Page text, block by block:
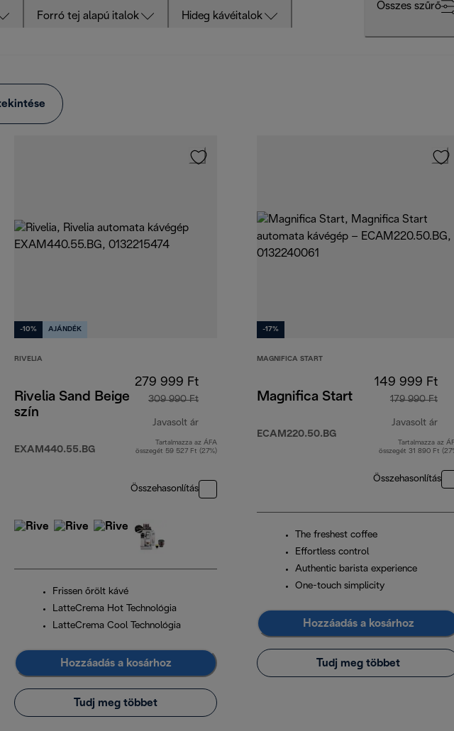
Forró tej alapú italok Hideg kávéitalok
Összes szűrő
-10% AJÁNDÉK
RIVELIA
Rivelia Sand Beige
szín
EXAM440.55.BG
279 999 Ft
309 990 Ft
Javasolt ár
eredeti ár 309 990 Ft
Tartalmazza az ÁFA
összegét 59 527 Ft (27%)
Összehasonlítás
Frissen őrölt kávé
LatteCrema Hot Technológia
LatteCrema Cool Technológia
Hozzáadás a kosárhoz
Tudj meg többet
-17%
MAGNIFICA START
Magnifica Start
ECAM220.50.BG
149 999 Ft
179 990 Ft
Javasolt ár
Tartalmazza az
összegét 31 890 Ft
Összehasonlítás
The freshest coffee
Effortless control
Authentic barista experience
One-touch simplicity
Hozzáadás a kosárhoz
Tudj meg többet